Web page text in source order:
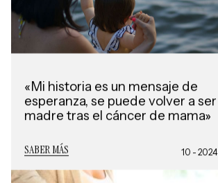
«Mi historia es un mensaje de
esperanza, se puede volver a ser
madre tras el cáncer de mama»
SABER MÁS 10 - 2024